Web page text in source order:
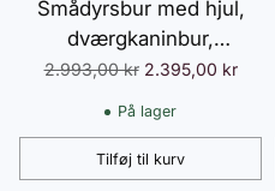
Smådyrsbur med hjul,
dværgkaninbur,
fritgående indhegning,
asfalttag, smådyrshus,
dobbeltdækker af
Normalpris
2.993,00 kr 2.395,00 kr
På lager
Tilføj til kurv
Antal